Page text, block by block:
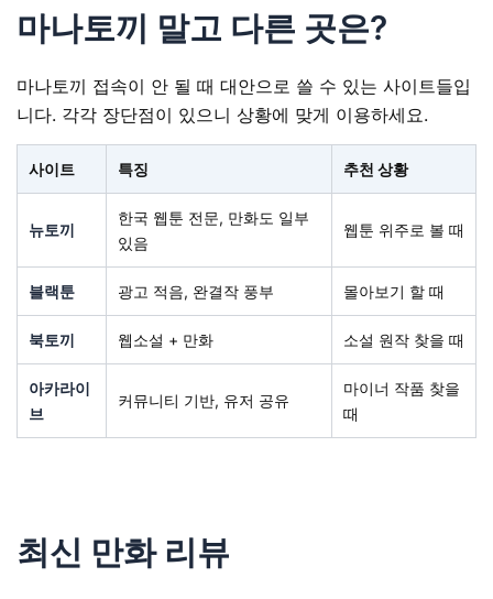
마나토끼 말고 다른 곳은?
마나토끼 접속이 안 될 때 대안으로 쓸 수 있는 사이트들입
니다. 각각 장단점이 있으니 상황에 맞게 이용하세요.
사이트 특징 추천 상황
뉴토끼
한국 웹툰 전문, 만화도 일부
있음
웹툰 위주로 볼 때
블랙툰 광고 적음, 완결작 풍부 몰아보기 할 때
북토끼 웹소설 + 만화 소설 원작 찾을 때
아카라이
브
커뮤니티 기반, 유저 공유
마이너 작품 찾을
때
최신 만화 리뷰